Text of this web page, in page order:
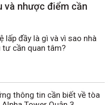
và nhược điểm cần
lấp đầy là gì và vì sao nhà
tư cần quan tâm?
thông tin cần biết về tòa